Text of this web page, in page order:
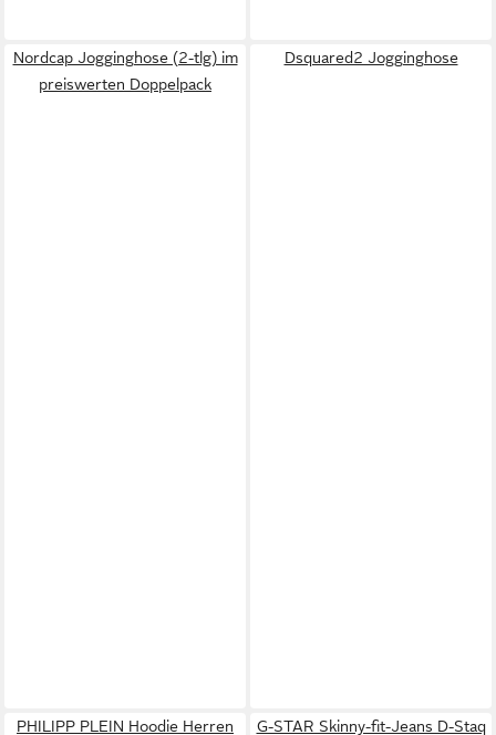
Nordcap Jogginghose (2-tlg) im
preiswerten Doppelpack
Dsquared2 Jogginghose
PHILIPP PLEIN Hoodie Herren
G-STAR Skinny-fit-Jeans D-Staq